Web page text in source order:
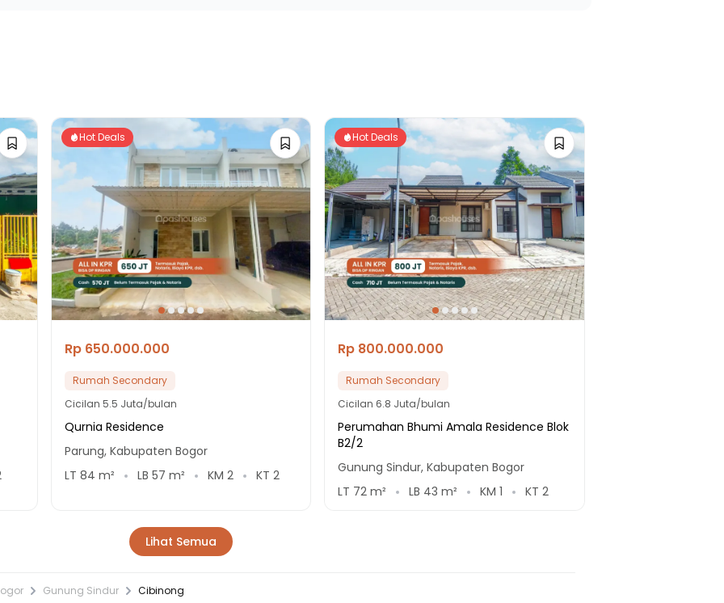
Hot Deals
Rp 650.000.000
Rumah Secondary
Cicilan 5.5 Juta/bulan
Qurnia Residence
Parung, Kabupaten Bogor
LT 84 m² LB 57 m² KM 2 KT 2
Hot Deals
Rp 800.000.000
Rumah Secondary
Cicilan 6.8 Juta/bulan
Perumahan Bhumi Amala Residence Blok
B2/2
Gunung Sindur, Kabupaten Bogor
LT 72 m² LB 43 m² KM1 KT2
Lihat Semua
Gunung Sindur Cibinong